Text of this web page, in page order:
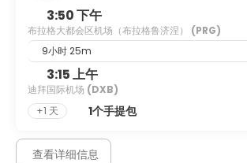
3:50 下午
布拉格大都会区机场（布拉格鲁济涅） (PRG)
9小时 25m
3:15 上午
迪拜国际机场 (DXB)
+1 天
1个手提包
查看详细信息